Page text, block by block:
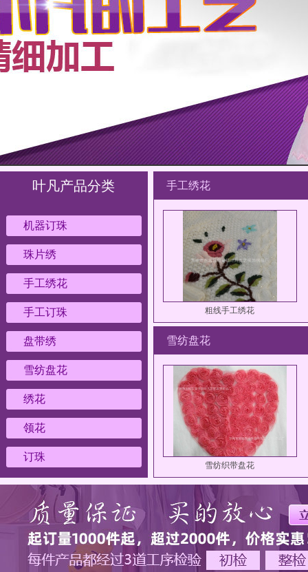
叶凡产品分类
机器订珠
珠片绣
手工绣花
手工订珠
盘带绣
雪纺盘花
绣花
领花
订珠
手工绣花
粗线手工绣花
精美手工绣花
雪纺盘花
雪纺织带盘花